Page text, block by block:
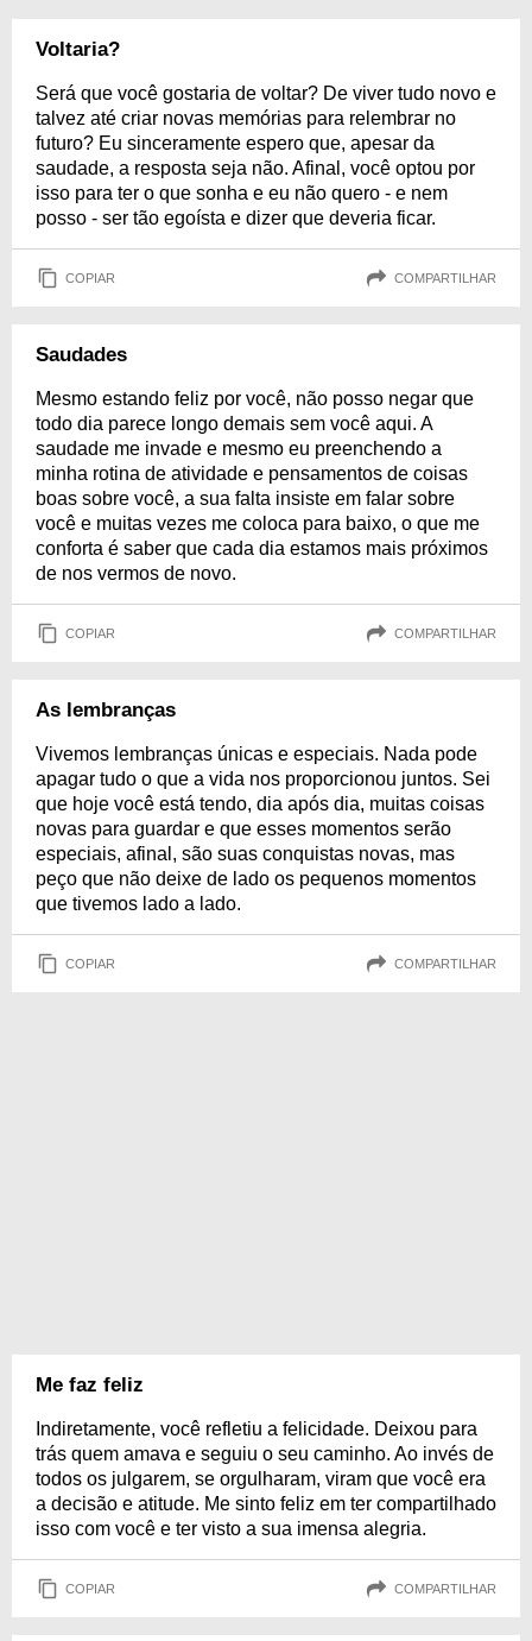
Voltaria?
Será que você gostaria de voltar? De viver tudo novo e
talvez até criar novas memórias para relembrar no
futuro? Eu sinceramente espero que, apesar da
saudade, a resposta seja não. Afinal, você optou por
isso para ter o que sonha e eu não quero - e nem
posso - ser tão egoísta e dizer que deveria ficar.
COPIAR COMPARTILHAR
Saudades
Mesmo estando feliz por você, não posso negar que
todo dia parece longo demais sem você aqui. A
saudade me invade e mesmo eu preenchendo a
minha rotina de atividade e pensamentos de coisas
boas sobre você, a sua falta insiste em falar sobre
você e muitas vezes me coloca para baixo, o que me
conforta é saber que cada dia estamos mais próximos
de nos vermos de novo.
COPIAR COMPARTILHAR
As lembranças
Vivemos lembranças únicas e especiais. Nada pode
apagar tudo o que a vida nos proporcionou juntos. Sei
que hoje você está tendo, dia após dia, muitas coisas
novas para guardar e que esses momentos serão
especiais, afinal, são suas conquistas novas, mas
peço que não deixe de lado os pequenos momentos
que tivemos lado a lado.
COPIAR COMPARTILHAR
Me faz feliz
Indiretamente, você refletiu a felicidade. Deixou para
trás quem amava e seguiu o seu caminho. Ao invés de
todos os julgarem, se orgulharam, viram que você era
a decisão e atitude. Me sinto feliz em ter compartilhado
isso com você e ter visto a sua imensa alegria.
COPIAR COMPARTILHAR